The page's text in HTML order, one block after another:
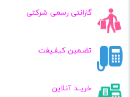
گارانتی رسمی شرکتی
تضـمین کیفـیفت
خریــد آنلاین